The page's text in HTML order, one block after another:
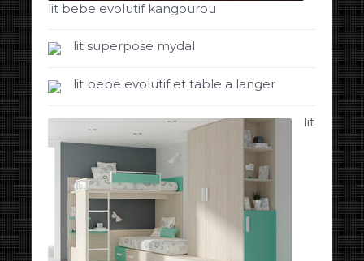
lit bebe evolutif kangourou
lit superpose mydal
lit bebe evolutif et table a langer
lit